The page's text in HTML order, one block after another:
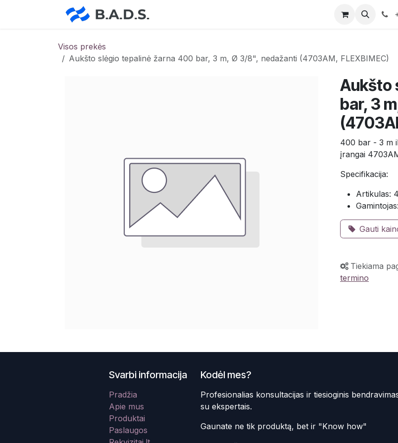
Visos prekės
Aukšto slėgio tepalinė žarna 400 bar, 3 m, Ø 3/8", nedažanti (4703AM, FLEXBIMEC)
Aukšto
bar, 3
400 bar - 3 m
įrangai
Specifikacija:
Artikulas:
Gauti
Tiekiama
termino
Kodėl mes?
Profesionalias konsultacijas ir tiesioginis
su ekspertais.
Gaunate ne tik produktą, bet ir "Know how"
Svarbi informacija
Pradžia
Apie mus
Produktai
Paslaugos